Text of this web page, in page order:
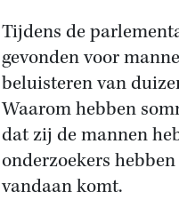
Tijdens de
gevonden voor
beluisteren van
Waarom hebben
dat zij de mannen
onderzoekers
vandaan komt.